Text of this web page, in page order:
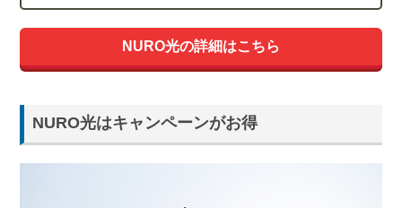
NURO光の詳細はこちら
NURO光はキャンペーンがお得